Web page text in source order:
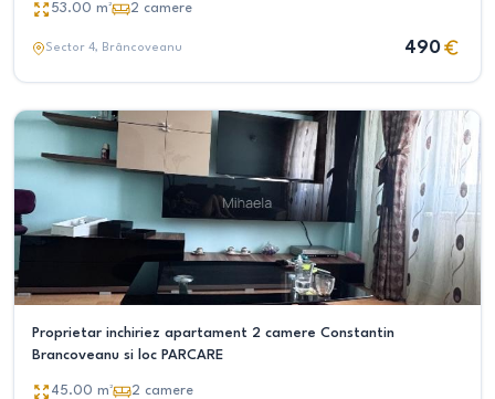
53.00 m² 2 camere
Sector 4, Brâncoveanu 490
Proprietar inchiriez apartament 2 camere Constantin
Brancoveanu si loc PARCARE
45.00 m² 2 camere